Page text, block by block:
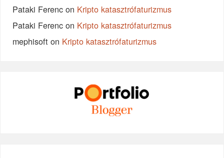
Pataki Ferenc on Kripto katasztrófaturizmus
Pataki Ferenc on Kripto katasztrófaturizmus
mephisoft on Kripto katasztrófaturizmus